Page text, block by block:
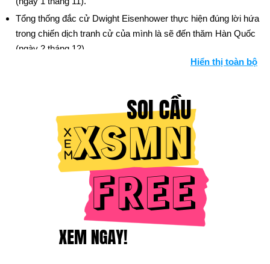
Tổng thống đắc cử Dwight Eisenhower thực hiện đúng lời hứa
trong chiến dịch tranh cử của mình là sẽ đến thăm Hàn Quốc
(ngày 2 tháng 12).
56 triệu người xem "Bài phát biểu của người kiểm tra" của
Ngày sinh Guy Davis (12-5) trong lịch sử
Ngày 12-5 năm 1870:
Manitoba trở thành một tỉnh của
Ngày 12-5 năm 1932:Thi thể của Charles và em bé bị bắt cóc
của Anne Lindbergh đã được tìm thấy.
Ngày 12-5 năm 1937:Vua George VI của Anh được trao
vương miện tại Tu viện Westminster ở London.
Ngày 12-5 năm 1943:Lực lượng phe Trục ở Bắc Phi đầu
Hiển thị toàn bộ